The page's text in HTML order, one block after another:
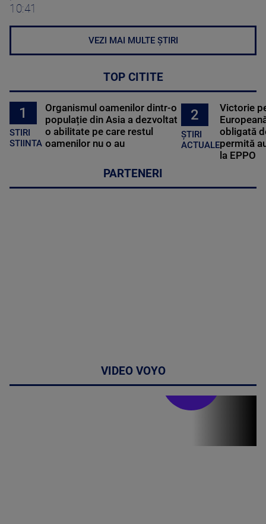
10:41
VEZI MAI MULTE ȘTIRI
TOP CITITE
1
STIRI
STIINTA
Organismul oamenilor dintr-o
populație din Asia a dezvoltat
o abilitate pe care restul
oamenilor nu o au
2
ȘTIRI
ACTUALE
Victorie
obligată
permită
la EPPO
PARTENERI
VIDEO VOYO